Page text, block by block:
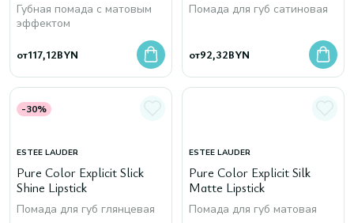
Губная помада с матовым
эффектом
от117,12BYN
Помада для губ сатиновая
от92,32BYN
-30%
ESTEE LAUDER
Pure Color Explicit Slick
Shine Lipstick
Помада для губ глянцевая
ESTEE LAUDER
Pure Color Explicit Silk
Matte Lipstick
Помада для губ матовая